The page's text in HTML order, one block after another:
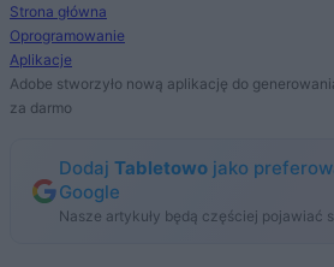
Strona główna
Oprogramowanie
Aplikacje
Adobe stworzyło nową aplikację do
za darmo
Dodaj Tabletowo jako
Google
Nasze artykuły będą częściej pojawiać